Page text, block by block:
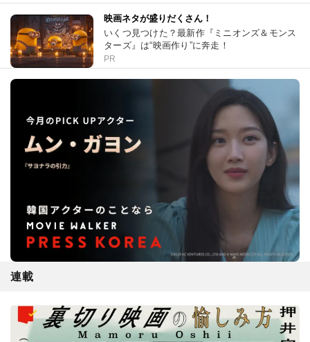
映画ネタが盛りだくさん！
いくつ見つけた？最新作『ミニオンズ＆モンス
ターズ』は“映画作り”に奔走！
PR
連載